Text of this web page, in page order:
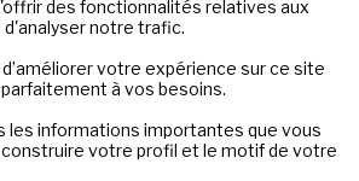
des fonctionnalités relatives aux
notre trafic.
votre expérience sur ce site
à vos besoins.
les informations importantes que vous
votre profil et le motif de votre